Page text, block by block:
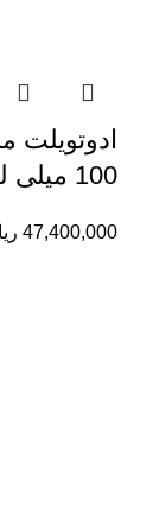
ادوتویلت
100 میلی لیتر
47,400,000